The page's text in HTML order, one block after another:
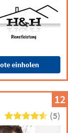
einholen
12
(5)